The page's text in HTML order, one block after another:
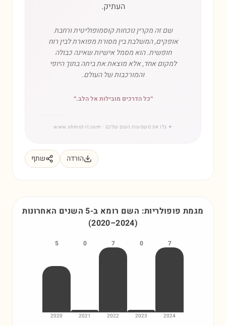
העתיק.
שם זה מקרין נוכחות קוסמופוליטית ורחבת
אופקים, המשלבת בין מסורת מפוארת לבין רוח
חופשית. הוא מסמל אישיות שאינה כבולה
למקום אחד, אלא מוצאת את ביתה בתוך היופי
והמורכבות של העולם.
״כל הדרכים מובילות אל הלב.״
✦ גלו את משמעות השם שלכם · www.shmot-il.com
הורדה שתף
מגמת פופולריות: השם רומא ב-5 השנים האחרונות
(2020–2024)
7
2024
0
2023
7
2022
0
2021
5
2020